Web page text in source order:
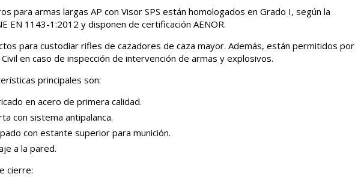
para armas largas AP con Visor SPS están homologados en Grado I, según la
EN 1143-1:2012 y disponen de certificación AENOR.
para custodiar rifles de cazadores de caza mayor. Además, están permitidos por
Civil en caso de inspección de intervención de armas y explosivos.
principales son:
en acero de primera calidad.
con sistema antipalanca.
con estante superior para munición.
a la pared.
cierre: